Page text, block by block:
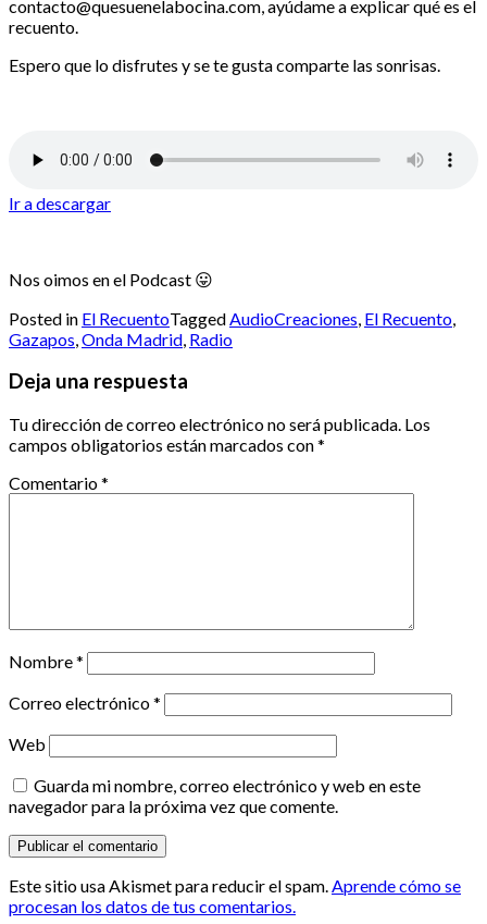
contacto@quesuenelabocina.com, ayúdame a explicar qué es el
recuento.
Espero que lo disfrutes y se te gusta comparte las sonrisas.
Ir a descargar
Nos oimos en el Podcast 😛
Posted in El RecuentoTagged AudioCreaciones El Recuento
Gazapos Onda Madrid Radio
Deja una respuesta
Tu dirección de correo electrónico no será publicada. Los
campos obligatorios están marcados con*
Comentario*
Nombre*
Correo electrónico*
Web
Guarda mi nombre, correo electrónico y web en este
navegador para la próxima vez que comente.
Este sitio usa Akismet para reducir el spam.Aprende cómo se
procesan los datos de tus comentarios.